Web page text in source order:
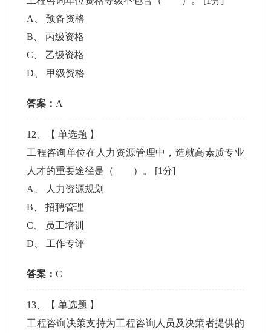
A
、预备资格
B 、丙级资格
C
乙级资格
D
甲级资格
答案： A
12 、【单选题 】
工程咨询单位在人力资源管理中，造就高素质专业
人才的重要途径是（ ）。 [1分]
A
人力资源规划
B 、招聘管理
C
员工培训
D
工作专评
答案：C
13 、【单选题 】
工程咨询决策支持为工程咨询人员及决策者提供的